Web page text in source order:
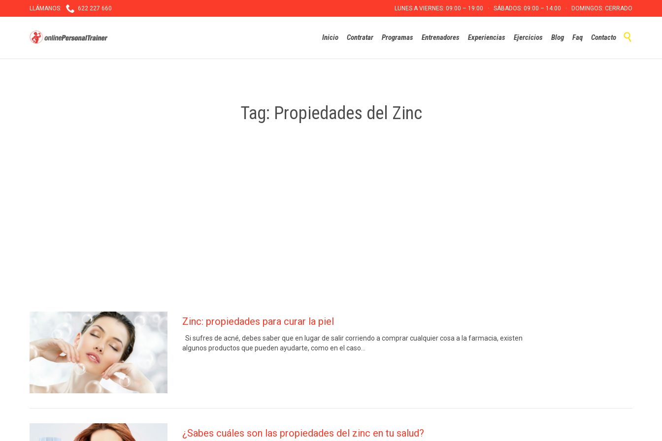
LLÁMANOS:  622 227 660 LUNES A VIERNES: 09:00 – 19:00 · SÁBADOS: 09:00 – 14:00 · DOMINGOS: CERRADO
to
Inicio Contratar Programas Entrenadores Experiencias Ejercicios Blog Faq Contacto 
Tag: Propiedades del Zinc
Zinc: propiedades para curar la piel
Si sufres de acné, debes saber que en lugar de salir corriendo a comprar cualquier cosa a la farmacia, existen
algunos productos que pueden ayudarte, como en el caso…
¿Sabes cuáles son las propiedades del zinc en tu salud?